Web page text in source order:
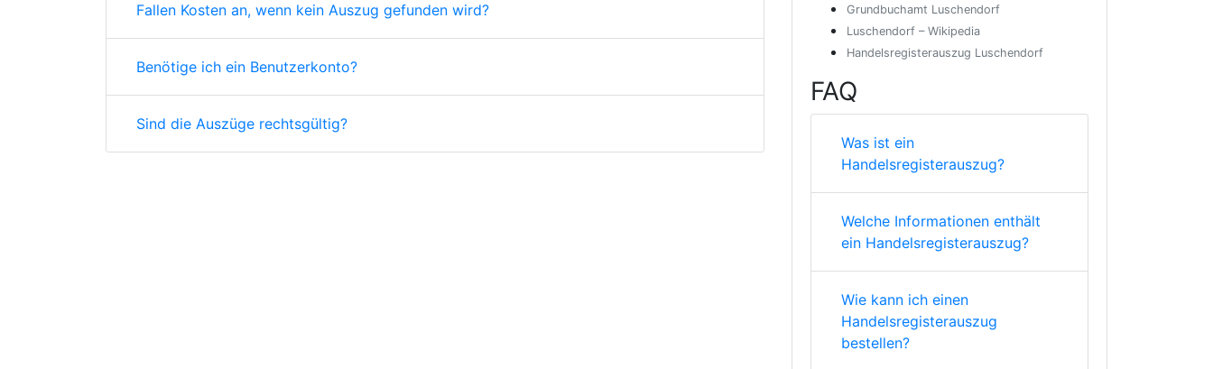
Fallen Kosten an, wenn kein Auszug gefunden wird?
Benötige ich ein Benutzerkonto?
Sind die Auszüge rechtsgültig?
Grundbuchamt Luschendorf
Luschendorf – Wikipedia
Handelsregisterauszug Luschendorf
FAQ
Was ist ein
Handelsregisterauszug?
Welche Informationen enthält
ein Handelsregisterauszug?
Wie kann ich einen
Handelsregisterauszug
bestellen?